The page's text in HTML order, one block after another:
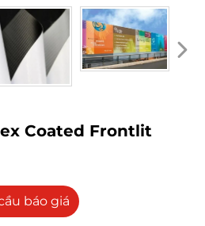
Coated Frontlit
báo giá